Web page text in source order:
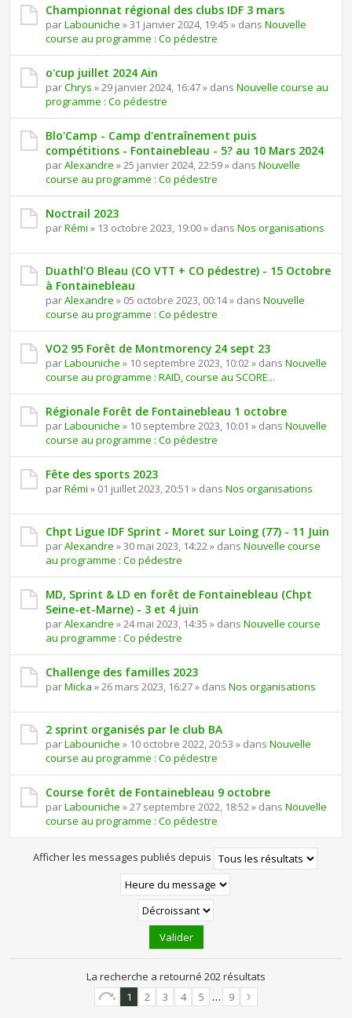
Championnat régional des clubs IDF 3 mars
parLabouniche » 31 janvier 2024, 19:45 » dans Nouvelle
course au programme : Co pédestre
o'cup juillet 2024 Ain
parChrys » 29 janvier 2024, 16:47 » dans Nouvelle course au
programme : Co pédestre
Blo'Camp - Camp d'entraînement puis
compétitions - Fontainebleau - 5? au 10 Mars 2024
parAlexandre » 25 janvier 2024, 22:59 » dans Nouvelle
course au programme : Co pédestre
Noctrail 2023
parRémi » 13 octobre 2023, 19:00 » dans Nos organisations
Duathl'O Bleau (CO VTT + CO pédestre) - 15 Octobre
à Fontainebleau
parAlexandre » 05 octobre 2023, 00:14 » dans Nouvelle
course au programme : Co pédestre
VO2 95 Forêt de Montmorency 24 sept 23
parLabouniche » 10 septembre 2023, 10:02 » dans Nouvelle
course au programme : RAID, course au SCORE...
Régionale Forêt de Fontainebleau 1 octobre
parLabouniche » 10 septembre 2023, 10:01 » dans Nouvelle
course au programme : Co pédestre
Fête des sports 2023
parRémi » 01 juillet 2023, 20:51 » dans Nos organisations
Chpt Ligue IDF Sprint - Moret sur Loing (77) - 11 Juin
parAlexandre » 30 mai 2023, 14:22 » dans Nouvelle course
au programme : Co pédestre
MD, Sprint & LD en forêt de Fontainebleau (Chpt
Seine-et-Marne) - 3 et 4 juin
parAlexandre » 24 mai 2023, 14:35 » dans Nouvelle course
au programme : Co pédestre
Challenge des familles 2023
parMicka » 26 mars 2023, 16:27 » dans Nos organisations
2 sprint organisés par le club BA
parLabouniche » 10 octobre 2022, 20:53 » dans Nouvelle
course au programme : Co pédestre
Course forêt de Fontainebleau 9 octobre
parLabouniche » 27 septembre 2022, 18:52 » dans Nouvelle
course au programme : Co pédestre
Afficher les messages publiés depuis
La recherche a retourné 202 résultats
1
2 3 4 5 … 9